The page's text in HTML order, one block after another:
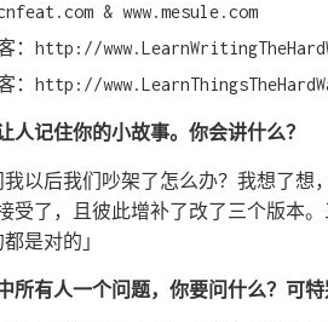
& www.mesule.com
：http://
：http://
记住你的小故事。你会讲什么？
以后我们吵架了怎么办？我想了
受了，且彼此增补了改了三个版本
是对的」
有人一个问题，你要问什么？可特